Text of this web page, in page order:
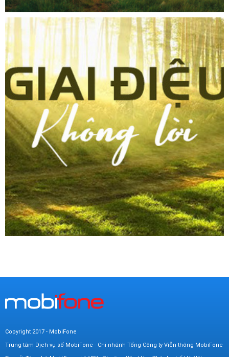
Copyright 2017 - MobiFone
Trung tâm Dịch vụ số MobiFone - Chi nhánh Tổng Công ty Viễn thông MobiFone